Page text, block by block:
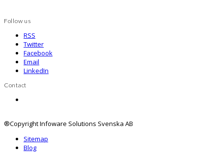
Follow us
RSS
Twitter
Facebook
Email
LinkedIn
Contact
®Copyright Infoware Solutions Svenska AB
Sitemap
Blog